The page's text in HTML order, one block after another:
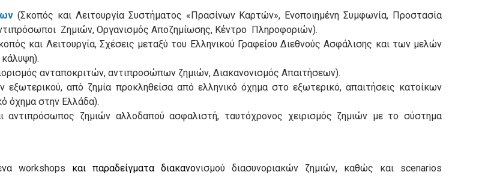
(Σκοπός και Λειτουργία Συστήματος «Πρασίνων Καρτών», Ενοποιημένη Συμφωνία, Προστασία
Ζημιών, Οργανισμός Αποζημίωσης, Κέντρο Πληροφοριών).
και Λειτουργία, Σχέσεις μεταξύ του Ελληνικού Γραφείου Διεθνούς Ασφάλισης και των μελών
ανταποκριτών, αντιπροσώπων ζημιών, Διακανονισμός Απαιτήσεων).
εξωτερικού, από ζημία προκληθείσα από ελληνικό όχημα στο εξωτερικό, απαιτήσεις κατοίκων
όχημα στην Ελλάδα).
αντιπρόσωπος ζημιών αλλοδαπού ασφαλιστή, ταυτόχρονος χειρισμός ζημιών με το σύστημα
workshops και παραδείγματα διακανονισμού διασυνοριακών ζημιών, καθώς και scenarios